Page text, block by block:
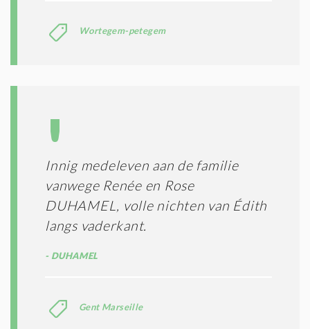
Wortegem-petegem
Innig medeleven aan de familie
vanwege Renée en Rose
DUHAMEL, volle nichten van Édith
langs vaderkant.
DUHAMEL
Gent Marseille